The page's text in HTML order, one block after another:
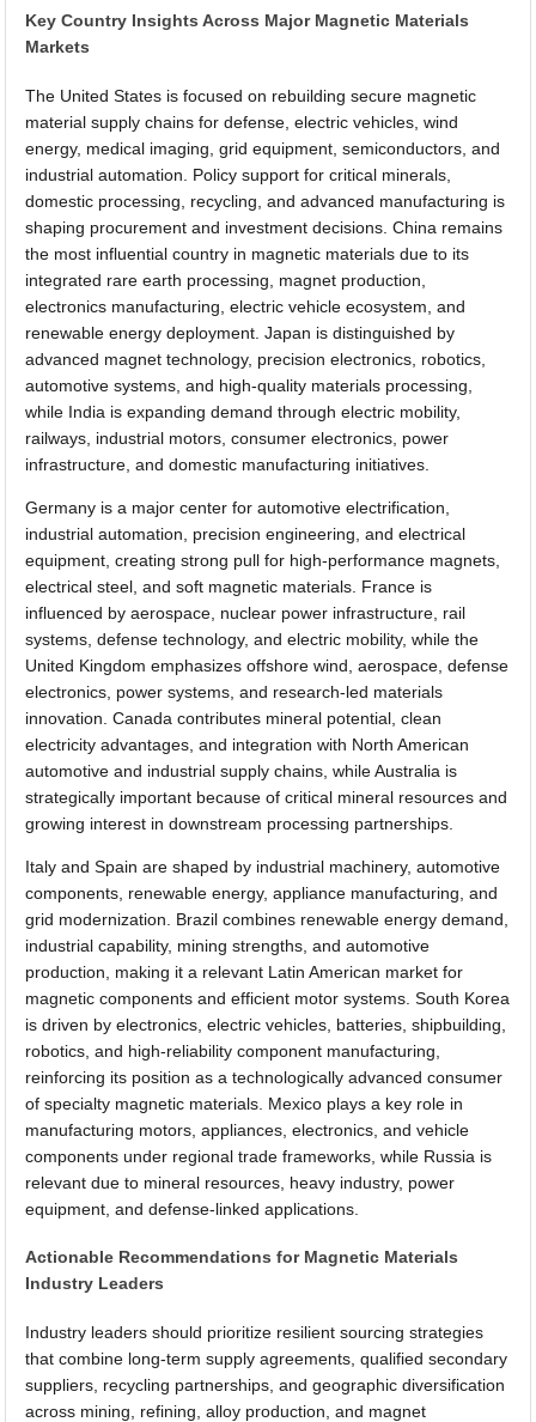
Key Country Insights Across Major Magnetic Materials
Markets
The United States is focused on rebuilding secure magnetic
material supply chains for defense, electric vehicles, wind
energy, medical imaging, grid equipment, semiconductors, and
industrial automation. Policy support for critical minerals,
domestic processing, recycling, and advanced manufacturing is
shaping procurement and investment decisions. China remains
the most influential country in magnetic materials due to its
integrated rare earth processing, magnet production,
electronics manufacturing, electric vehicle ecosystem, and
renewable energy deployment. Japan is distinguished by
advanced magnet technology, precision electronics, robotics,
automotive systems, and high-quality materials processing,
while India is expanding demand through electric mobility,
railways, industrial motors, consumer electronics, power
infrastructure, and domestic manufacturing initiatives.
Germany is a major center for automotive electrification,
industrial automation, precision engineering, and electrical
equipment, creating strong pull for high-performance magnets,
electrical steel, and soft magnetic materials. France is
influenced by aerospace, nuclear power infrastructure, rail
systems, defense technology, and electric mobility, while the
United Kingdom emphasizes offshore wind, aerospace, defense
electronics, power systems, and research-led materials
innovation. Canada contributes mineral potential, clean
electricity advantages, and integration with North American
automotive and industrial supply chains, while Australia is
strategically important because of critical mineral resources and
growing interest in downstream processing partnerships.
Italy and Spain are shaped by industrial machinery, automotive
components, renewable energy, appliance manufacturing, and
grid modernization. Brazil combines renewable energy demand,
industrial capability, mining strengths, and automotive
production, making it a relevant Latin American market for
magnetic components and efficient motor systems. South Korea
is driven by electronics, electric vehicles, batteries, shipbuilding,
robotics, and high-reliability component manufacturing,
reinforcing its position as a technologically advanced consumer
of specialty magnetic materials. Mexico plays a key role in
manufacturing motors, appliances, electronics, and vehicle
components under regional trade frameworks, while Russia is
relevant due to mineral resources, heavy industry, power
equipment, and defense-linked applications.
Actionable Recommendations for Magnetic Materials
Industry Leaders
Industry leaders should prioritize resilient sourcing strategies
that combine long-term supply agreements, qualified secondary
suppliers, recycling partnerships, and geographic diversification
across mining, refining, alloy production, and magnet